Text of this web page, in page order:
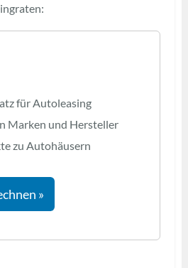
für Autoleasing
Marken und Hersteller
zu Autohäusern
»